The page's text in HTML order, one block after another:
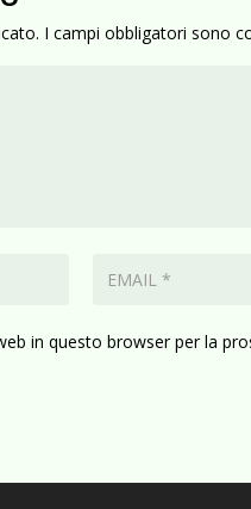
I campi obbligatori sono
in questo browser per la